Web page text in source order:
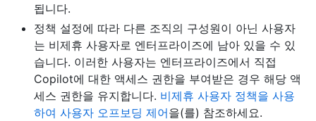
됩니다.
정책 설정에 따라 다른 조직의 구성원이 아닌 사용자
는 비제휴 사용자로 엔터프라이즈에 남아 있을 수 있
습니다. 이러한 사용자는 엔터프라이즈에서 직접
Copilot에 대한 액세스 권한을 부여받은 경우 해당 액
세스 권한을 유지합니다. 비제휴 사용자 정책을 사용
하여 사용자 오프보딩 제어을(를) 참조하세요.